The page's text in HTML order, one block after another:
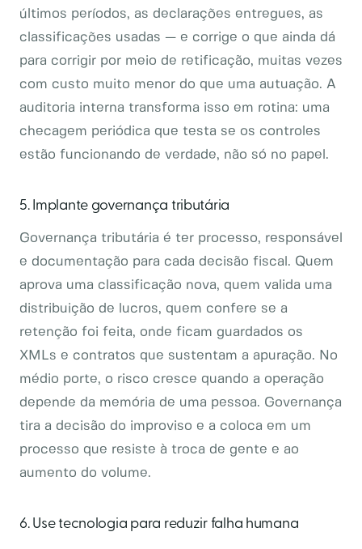
últimos períodos, as declarações entregues, as
classificações usadas — e corrige o que ainda dá
para corrigir por meio de retificação, muitas vezes
com custo muito menor do que uma autuação. A
auditoria interna transforma isso em rotina: uma
checagem periódica que testa se os controles
estão funcionando de verdade, não só no papel.
5. Implante governança tributária
Governança tributária é ter processo, responsável
e documentação para cada decisão fiscal. Quem
aprova uma classificação nova, quem valida uma
distribuição de lucros, quem confere se a
retenção foi feita, onde ficam guardados os
XMLs e contratos que sustentam a apuração. No
médio porte, o risco cresce quando a operação
depende da memória de uma pessoa. Governança
tira a decisão do improviso e a coloca em um
processo que resiste à troca de gente e ao
aumento do volume.
6. Use tecnologia para reduzir falha humana